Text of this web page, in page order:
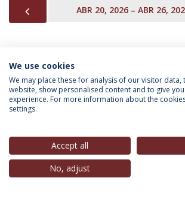
PREVIOUSABR 20, 2026 – ABR 26,
INFORMAÇÃO PARA
We use cookies
We may place these for analysis of our visitor
website, show personalised content and to give
experience. For more information about the
settings.
Accept all
No, adjust